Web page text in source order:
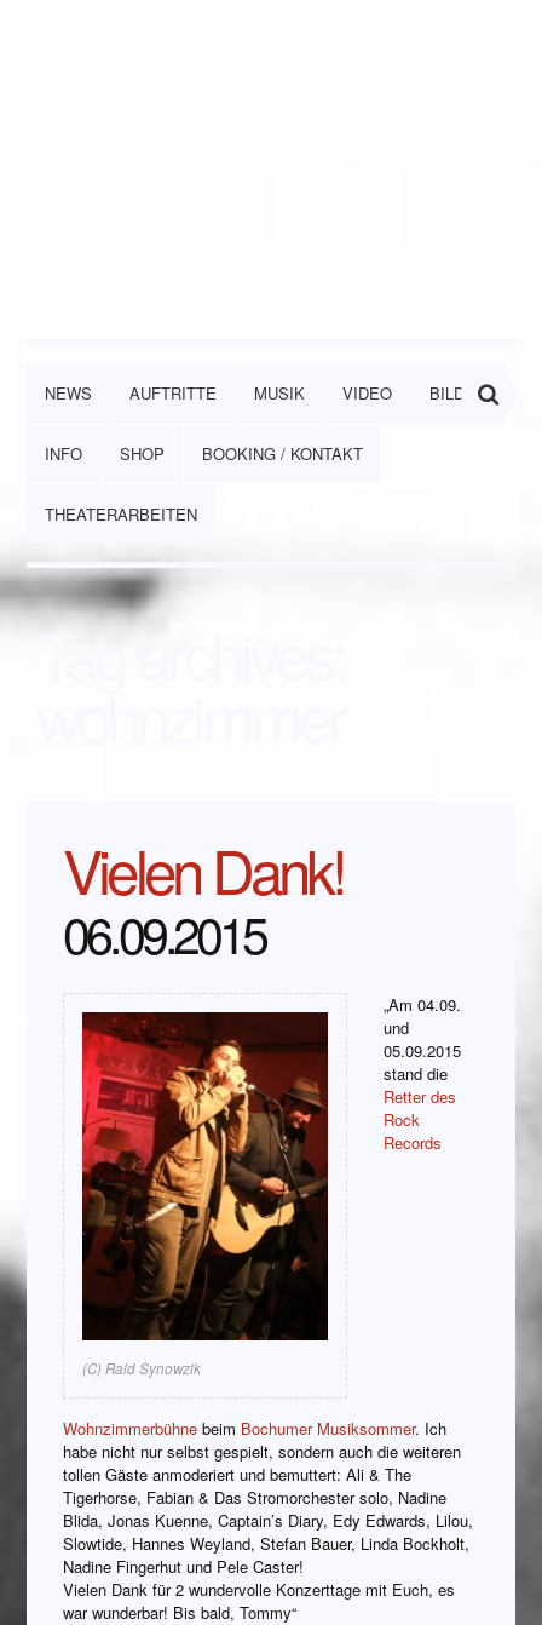
NEWS AUFTRITTE MUSIK VIDEO BILDER
INFO SHOP BOOKING / KONTAKT
THEATERARBEITEN
Tag archives:
Vielen Dank!
06.09.2015
(C) Rald Synowzik
„Am 04.09.
und
05.09.2015
stand die
Retter des
Rock
Records
Wohnzimmerbühne beim Bochumer Musiksommer. Ich
habe nicht nur selbst gespielt, sondern auch die weiteren
tollen Gäste anmoderiert und bemuttert: Ali & The
Tigerhorse, Fabian & Das Stromorchester solo, Nadine
Blida, Jonas Kuenne, Captain’s Diary, Edy Edwards, Lilou,
Slowtide, Hannes Weyland, Stefan Bauer, Linda Bockholt,
Nadine Fingerhut und Pele Caster!
Vielen Dank für 2 wundervolle Konzerttage mit Euch, es
war wunderbar! Bis bald, Tommy“